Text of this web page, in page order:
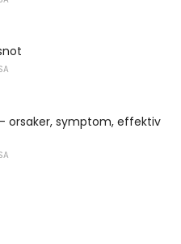
orsaker, symptom, effektiv